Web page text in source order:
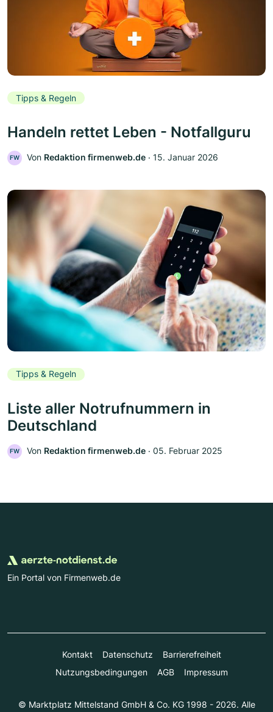
Tipps & Regeln
Handeln rettet Leben - Notfallguru
FW Von Redaktion firmenweb.de ‧ 15. Januar 2026
Tipps & Regeln
Liste aller Notrufnummern in
Deutschland
FW Von Redaktion firmenweb.de ‧ 05. Februar 2025
Ein Portal von Firmenweb.de
Kontakt Datenschutz
Barrierefreiheit
Nutzungsbedingungen
AGB Impressum
© Marktplatz Mittelstand GmbH & Co. KG 1998 - 2026. Alle